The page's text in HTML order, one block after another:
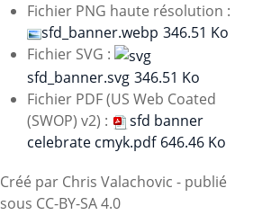
Fichier PNG haute résolution :
sfd_banner.webp 346.51 Ko
Fichier SVG :
sfd_banner.svg 346.51 Ko
Fichier PDF (US Web Coated
(SWOP) v2) :
sfd banner
celebrate cmyk.pdf 646.46 Ko
Créé par Chris Valachovic - publié
sous CC-BY-SA 4.0